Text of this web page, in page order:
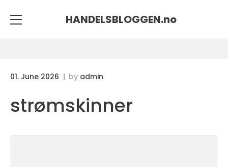
HANDELSBLOGGEN.no
01. June 2026 by admin
strømskinner